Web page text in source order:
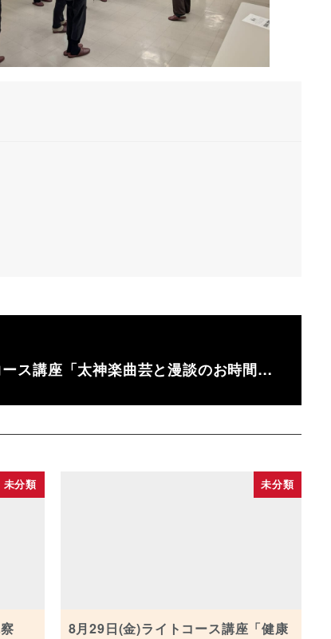
ス講座「太神楽曲芸と漫談のお時間…
未分類 未分類
8月29日(金)ライトコース講座「健康